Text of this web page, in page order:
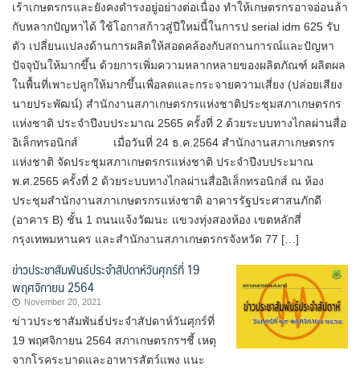
เร้าเกษตรกรและยังคงดำรงอยู่อย่างต่อเนื่อง ทำให้เกษตรกรอาจอ่อนล้า
กับหลากปัญหาได้ ใช้โอกาสก้าวสู่ปีใหม่นี้ในการป serial idm 625 รับ
ตัว เปลี่ยนแปลงด้านการผลิตให้สอดคล้องกับสถานการณ์และปัญหา
ปัจจุบันให้มากขึ้น ด้วยการเพิ่มความหลากหลายของผลิตภัณฑ์ ผลิตผล
ในพื้นที่เพาะปลูกให้มากขึ้นเพื่อลดและกระจายความเสี่ยง (ปล่อยเสียง
นายประพัฒน์) สำนักงานสภาเกษตรกรแห่งชาติประชุมสภาเกษตรกร
แห่งชาติ ประจำปีงบประมาณ 2565 ครั้งที่ 2 ด้วยระบบทางไกลผ่านสื่อ
อิเล็กทรอนิกส์ เมื่อวันที่ 24 ธ.ค.2564 สำนักงานสภาเกษตรกร
แห่งชาติ จัดประชุมสภาเกษตรกรแห่งชาติ ประจำปีงบประมาณ
พ.ศ.2565 ครั้งที่ 2 ด้วยระบบทางไกลผ่านสื่ออิเล็กทรอนิกส์ ณ ห้อง
ประชุมสำนักงานสภาเกษตรกรแห่งชาติ อาคารรัฐประศาสนภักดี
(อาคาร B) ชั้น 1 ถนนแจ้งวัฒนะ แขวงทุ่งสองห้อง เขตหลักสี่
กรุงเทพมหานคร และสำนักงานสภาเกษตรกรจังหวัด 77 […]
ข่าวประชาสัมพันธ์ประจำสัปดาห์วันศุกร์ที่ 19
พฤศจิกายน 2564
November 20, 2021
ข่าวประชาสัมพันธ์ประจำสัปดาห์วันศุกร์ที่
19 พฤศจิกายน 2564 สภาเกษตรกรฯชี้ เหตุ
จากโรคระบาดและอาหารสัตว์แพง แนะ